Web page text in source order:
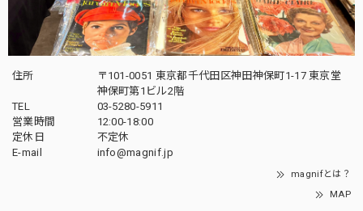
住所
〒101-0051 東京都千代田区神田神保町1-17 東京堂
神保町第1ビル2階
TEL
03-5280-5911
営業時間
12:00-18:00
定休日
不定休
E-mail
info@magnif.jp
magnifとは？
MAP